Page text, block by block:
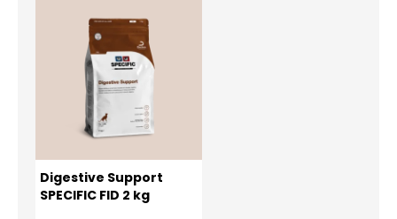
Digestive Support
SPECIFIC FID 2 kg